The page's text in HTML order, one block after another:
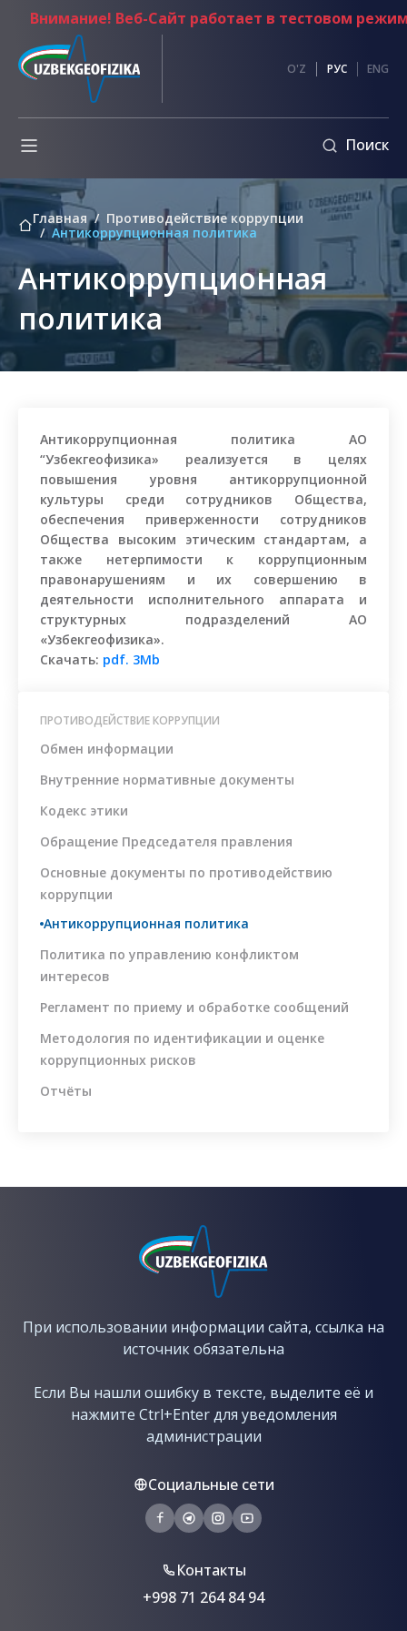
Внимание! Веб-Сайт работает в тестовом режиме
O'Z РУС ENG
Поиск
Противодействие
коррупции
Обмен
информации
Внутренние
нормативные
документы
этики
Обращение
Председателя
правления
Основные
коррупции
Антикоррупционная
политика
Политика
управлению
конфликтом
интересов
Регламент
приему
Методология
коррупционных
рисков
Отчёты
Контакты
Главная
Противодействие коррупции
Антикоррупционная политика
Антикоррупционная
политика
Антикоррупционная политика АО
“Узбекгеофизика» реализуется в целях
повышения уровня антикоррупционной
культуры среди сотрудников Общества,
обеспечения приверженности сотрудников
Общества высоким этическим стандартам, а
также нетерпимости к коррупционным
правонарушениям и их совершению в
деятельности исполнительного аппарата и
структурных подразделений АО
«Узбекгеофизика».
Скачать: pdf. 3Mb
ПРОТИВОДЕЙСТВИЕ КОРРУПЦИИ
Обмен информации
Внутренние нормативные документы
Кодекс этики
Обращение Председателя правления
Основные документы по противодействию
коррупции
Антикоррупционная политика
Политика по управлению конфликтом
интересов
Регламент по приему и обработке сообщений
Методология по идентификации и оценке
коррупционных рисков
Отчёты
При использовании информации сайта, ссылка на
источник обязательна
Если Вы нашли ошибку в тексте, выделите её и
нажмите Ctrl+Enter для уведомления
администрации
Социальные сети
Контакты
+998 71 264 84 94